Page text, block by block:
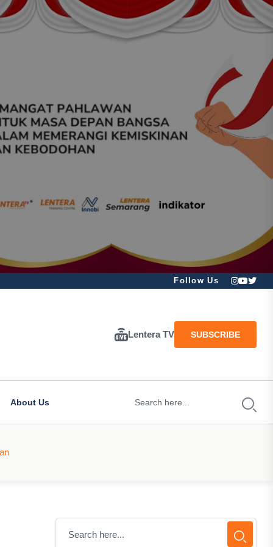
Follow Us
Lentera TV SUBSCRIBE
About Us